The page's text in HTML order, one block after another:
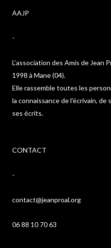
AAJP
-
L’association des Amis de Jean
1998 à Mane (04).
Elle rassemble toutes les
la connaissance de l’écrivain,
ses écrits.
CONTACT
-
contact@jeanproal.org
06 88 10 70 63